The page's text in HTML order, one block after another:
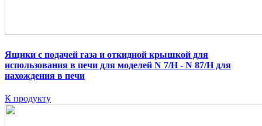
Ящики с подачей газа и откидной крышкой для
использования в печи для моделей N 7/H - N 87/H для
нахождения в печи
К продукту